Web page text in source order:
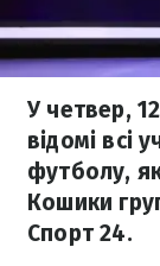
У четвер,
відомі всі
футболу,
Кошики
Спорт 24.